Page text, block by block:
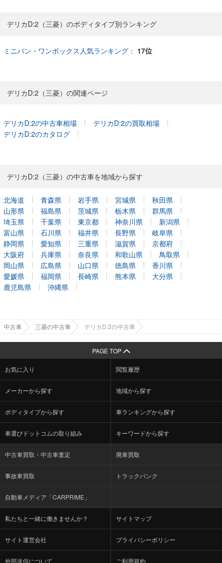
デリカD:2（三菱）のボディタイプ別ランキング
ミニバン・ワンボックス人気ランキング： 17位
デリカD:2（三菱）の関連ページ
デリカD:2の中古車相場
デリカD:2の買取相場
デリカD:2のカタログ
デリカD:2（三菱）の中古車を地域から探す
北海道 青森県 岩手県 宮城県
秋田県
山形県
福島県 茨城県 栃木県
群馬県
埼玉県
千葉県 東京都 神奈川県
新潟県
富山県
石川県 福井県 長野県
岐阜県
静岡県
愛知県 三重県 滋賀県
京都府
大阪府
兵庫県 奈良県 和歌山県
鳥取県
岡山県
広島県 山口県 徳島県
香川県
愛媛県
福岡県 長崎県 熊本県
大分県
鹿児島県
沖縄県
中古車 三菱の中古車 デリカD:2の中古車
PAGE TOP
お気に入り 閲覧履歴
メーカーから探す 地域から探す
ボディタイプから探す 車ランキングから探す
車選びドットコムの取り組み キーワードから探す
中古車買取・中古車査定 廃車買取
事故車買取 トラックバンク
自動車メディア「CARPRIME」
私たちと一緒に働きませんか？ サイトマップ
サイト運営会社 プライバシーポリシー
外部送信について ご利用規約